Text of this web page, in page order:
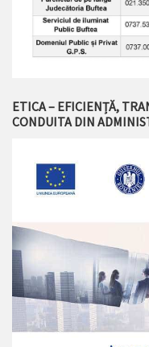
ETICA – EFICIENȚĂ,
CONDUITA DIN